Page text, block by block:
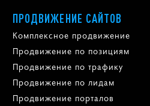
ПРОДВИЖЕНИЕ САЙТОВ
Комплексное продвижение
Продвижение по позициям
Продвижение по трафику
Продвижение по лидам
Продвижение порталов